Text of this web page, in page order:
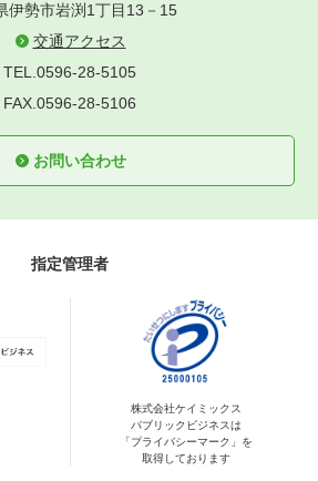
伊勢市岩渕1丁目13－15
交通アクセス
28-5105
FAX.0596-28-5106
お問い合わせ
指定管理者
株式会社ケイミックス
パブリックビジネスは
「プライバシーマーク」を
取得しております